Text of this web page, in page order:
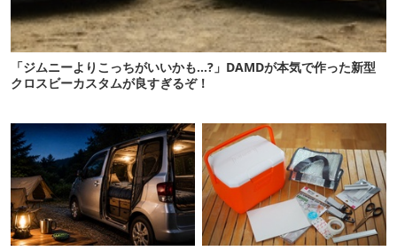
「ジムニーよりこっちがいいかも…?」DAMDが本気で作った新型
クロスビーカスタムが良すぎるぞ！